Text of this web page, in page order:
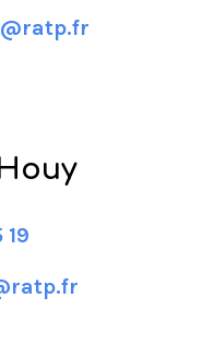
19